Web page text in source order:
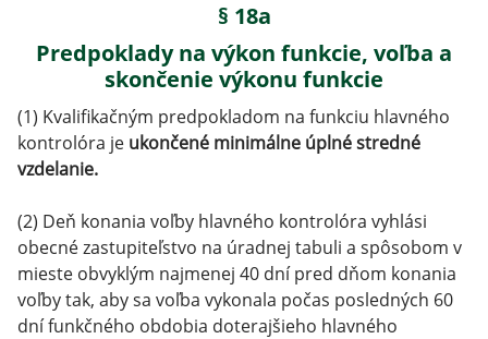
§ 18a
Predpoklady na výkon funkcie, voľba a
skončenie výkonu funkcie
(1) Kvalifikačným predpokladom na funkciu hlavného
kontrolóra je ukončené minimálne úplné stredné
vzdelanie.
(2) Deň konania voľby hlavného kontrolóra vyhlási
obecné zastupiteľstvo na úradnej tabuli a spôsobom v
mieste obvyklým najmenej 40 dní pred dňom konania
voľby tak, aby sa voľba vykonala počas posledných 60
dní funkčného obdobia doterajšieho hlavného